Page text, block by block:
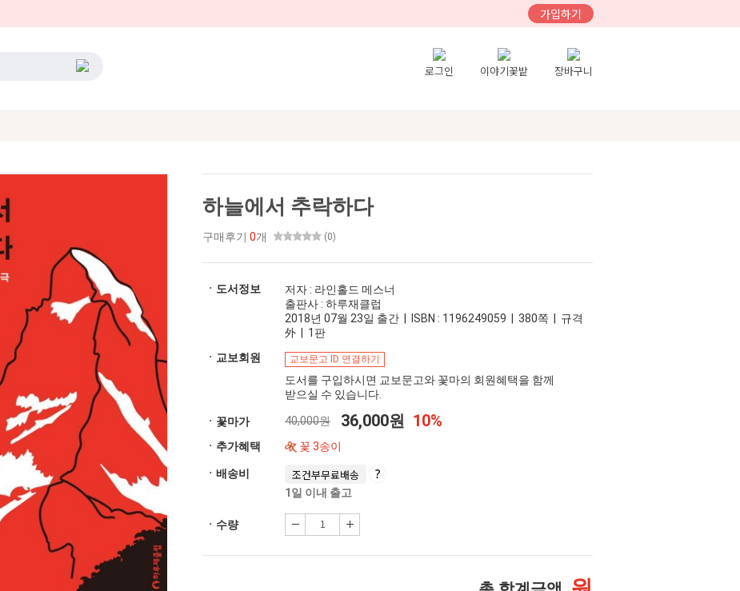
가입하기
로그인 이야기꽃밭 장바구니
하늘에서 추락하다
구매후기 0개 (0)
ㆍ도서정보
저자 : 라인홀드 메스너
출판사 : 하루재클럽
2018년 07월 23일 출간 | ISBN : 1196249059 | 380쪽 | 규격
外 | 1판
ㆍ교보회원
교보문고 ID 연결하기
도서를 구입하시면 교보문고와 꽃마의 회원혜택을 함께
받으실 수 있습니다.
ㆍ꽃마가 40,000원 36,000원 10%
ㆍ추가혜택 꽃 3송이
ㆍ배송비 조건부무료배송
1일 이내 출고
ㆍ수량